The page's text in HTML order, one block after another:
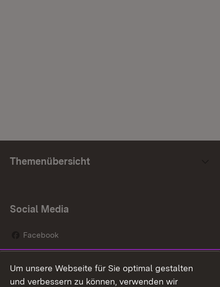
Themenübersicht
Social Media
Facebook
Social Wall
Um unsere Webseite für Sie optimal gestalten
und verbessern zu können, verwenden wir